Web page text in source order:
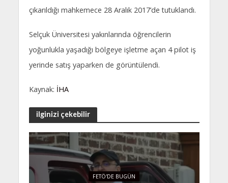
çıkarıldığı mahkemece 28 Aralık 2017’de tutuklandı.
Selçuk Üniversitesi yakınlarında öğrencilerin
yoğunlukla yaşadığı bölgeye işletme açan 4 pilot iş
yerinde satış yaparken de görüntülendi.
Kaynak: İHA
ilginizi çekebilir
FETÖ'DE BUGÜN